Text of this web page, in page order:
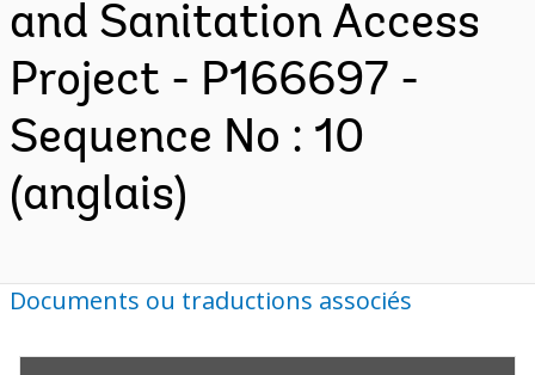
and Sanitation Access
Project - P166697 -
Sequence No : 10
(anglais)
Documents ou traductions associés